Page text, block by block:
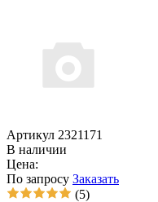
Артикул 2321171
В наличии
Цена:
По запросу Заказать
(5)